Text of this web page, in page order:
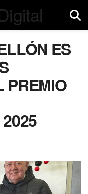
ES
PREMIO